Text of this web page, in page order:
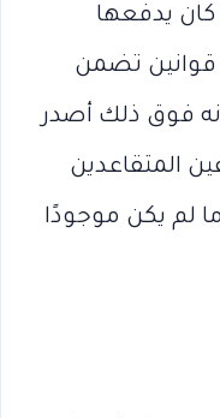
كان يدفعها
قوانين تضمن
فوق ذلك أصدر
المتقاعدين
لم يكن موجودًا